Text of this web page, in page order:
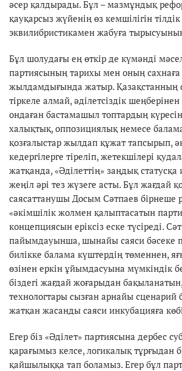
әсер қалдырады. Бұл – мазмұндық
қауқарсыз жүйенің өз кемшілігін тілдік
эквилибристикамен жабуға
Бұл шолудағы ең өткір де күмәнді
партиясының тарихы мен оның
жылдамдығында жатыр. Қазақстанның
тіркеле алмай, әділетсіздік
ондаған бастамашыл топтардың
халықтық, оппозициялық немесе
қозғалыстар жылдап құжат тапсырып,
кедергілерге тіреліп, жетекшілері
жатқанда, «Әділеттің» заңдық
жеңіл әрі тез жүзеге асты. Бұл жағдай
саясаттанушы Досым Сәтпаев бірнеше
«әкімшілік жолмен қалыптасатын
концепциясын еріксіз еске түсіреді.
пайымдауынша, шынайы саяси бәсеке
билікке балама күштердің төменнен,
өзінен еркін ұйымдасуына мүмкіндік
біздегі жағдай жоғарыдан
технологтары сызған арнайы
жатқан жасанды саяси инкубацияға
Егер біз «Әділет» партиясына дербес
қарағымыз келсе, логикалық тұрғыдан
қайшылыққа тап боламыз. Егер бұл